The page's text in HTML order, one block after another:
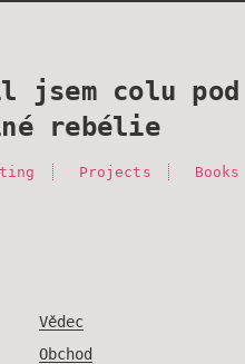
jsem colu
rebélie
Projects Books
Vědec
Obchod